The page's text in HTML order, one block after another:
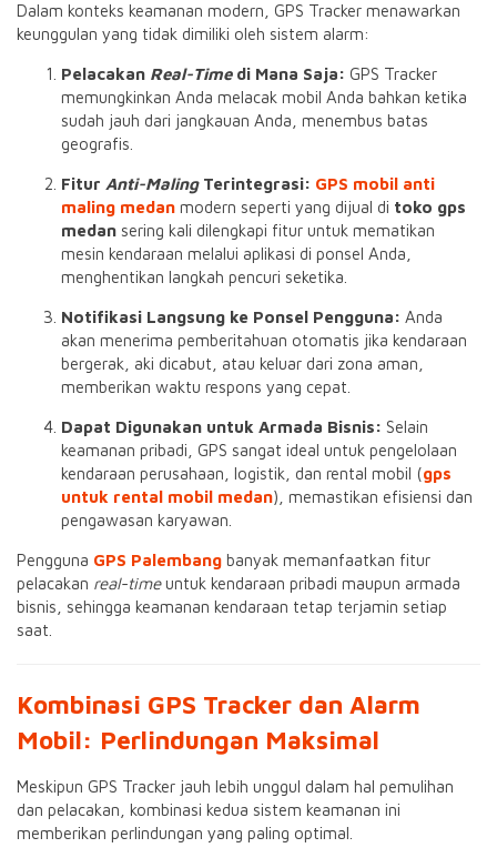
Dalam konteks keamanan modern, GPS Tracker menawarkan
keunggulan yang tidak dimiliki oleh sistem alarm:
Pelacakan Real-Timedi Mana Saja: GPS Tracker
memungkinkan Anda melacak mobil Anda bahkan ketika
sudah jauh dari jangkauan Anda, menembus batas
geografis.
Fitur Anti-MalingTerintegrasi: GPS mobil anti
maling medan modern seperti yang dijual di toko gps
medan sering kali dilengkapi fitur untuk mematikan
mesin kendaraan melalui aplikasi di ponsel Anda,
menghentikan langkah pencuri seketika.
Notifikasi Langsung ke Ponsel Pengguna: Anda
akan menerima pemberitahuan otomatis jika kendaraan
bergerak, aki dicabut, atau keluar dari zona aman,
memberikan waktu respons yang cepat.
Dapat Digunakan untuk Armada Bisnis: Selain
keamanan pribadi, GPS sangat ideal untuk pengelolaan
kendaraan perusahaan, logistik, dan rental mobil (gps
untuk rental mobil medan), memastikan efisiensi dan
pengawasan karyawan.
Pengguna GPS Palembang banyak memanfaatkan fitur
pelacakan real-timeuntuk kendaraan pribadi maupun armada
bisnis, sehingga keamanan kendaraan tetap terjamin setiap
saat.
Kombinasi GPS Tracker dan Alarm
Mobil: Perlindungan Maksimal
Meskipun GPS Tracker jauh lebih unggul dalam hal pemulihan
dan pelacakan, kombinasi kedua sistem keamanan ini
memberikan perlindungan yang paling optimal.